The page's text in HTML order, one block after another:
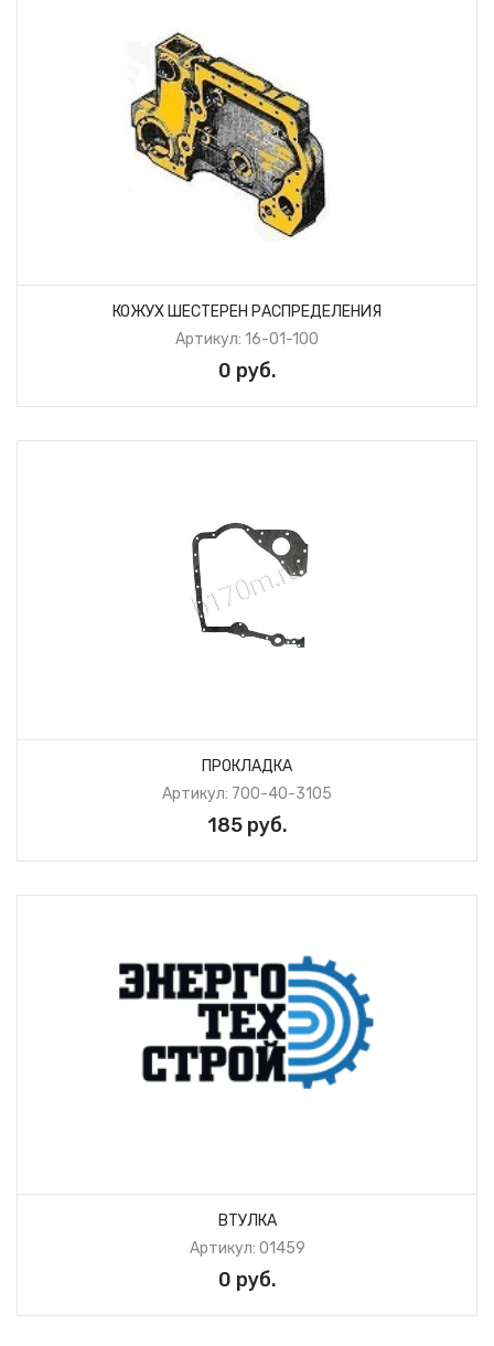
КОЖУХ ШЕСТЕРЕН РАСПРЕДЕЛЕНИЯ
Артикул: 16-01-100
0 руб.
ПРОКЛАДКА
Артикул: 700-40-3105
185 руб.
ВТУЛКА
Артикул: 01459
0 руб.